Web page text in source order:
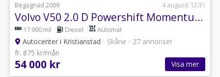
Begagnad 2009 4 augusti 12:31
Volvo V50 2.0 D Powershift Momentum Euro 4
17 900 mil Diesel Automat
Autocenter i Kristianstad • Skåne • 27 annonser
fr. 875 kr/mån
54 000 kr Visa mer